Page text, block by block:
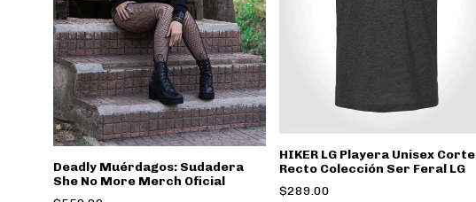
Deadly Muérdagos: Sudadera
She No More Merch Oficial
HIKER LG Playera Unisex Corte
Recto Colección Ser Feral LG
$289.00